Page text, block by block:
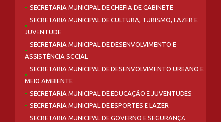
SECRETARIA MUNICIPAL DE CHEFIA DE GABINETE
SECRETARIA MUNICIPAL DE CULTURA, TURISMO, LAZER E
JUVENTUDE
SECRETARIA MUNICIPAL DE DESENVOLVIMENTO E
ASSISTÊNCIA SOCIAL
SECRETARIA MUNICIPAL DE DESENVOLVIMENTO URBANO E
MEIO AMBIENTE
SECRETARIA MUNICIPAL DE EDUCAÇÃO E JUVENTUDES
SECRETARIA MUNICIPAL DE ESPORTES E LAZER
SECRETARIA MUNICIPAL DE GOVERNO E SEGURANÇA